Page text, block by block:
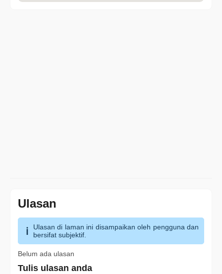
Ulasan
Ulasan di laman ini disampaikan oleh pengguna dan
bersifat subjektif.
Belum ada ulasan
Tulis ulasan anda